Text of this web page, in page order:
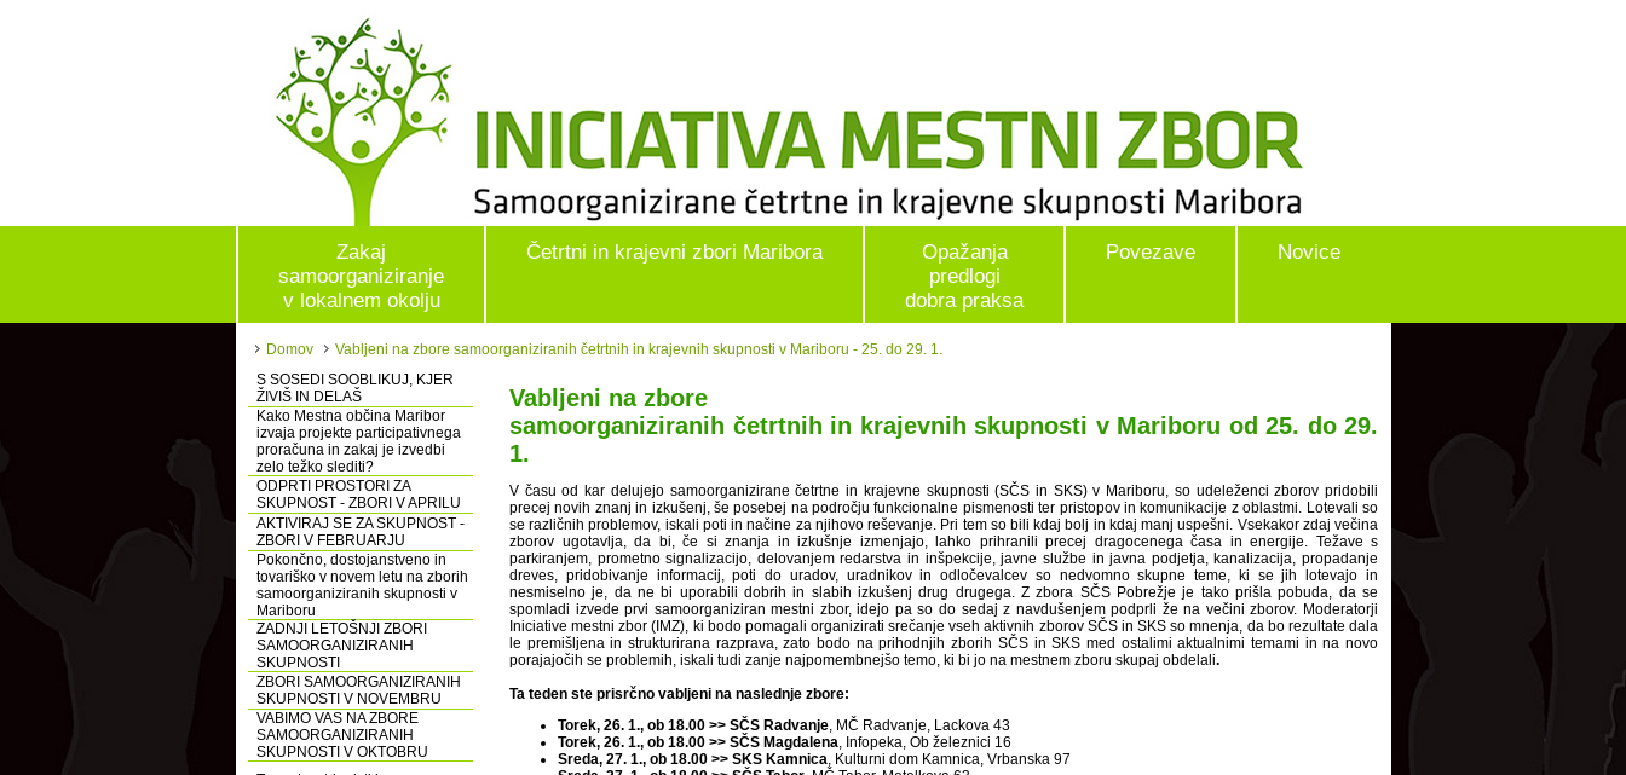
Zakaj
samoorganiziranje
v lokalnem okolju
Četrtni in krajevni zbori Maribora
Opažanja
predlogi
dobra praksa
Povezave Novice
Domov
Vabljeni na zbore samoorganiziranih četrtnih in krajevnih skupnosti v Mariboru - 25. do 29. 1.
S SOSEDI SOOBLIKUJ, KJER
ŽIVIŠ IN DELAŠ
Kako Mestna občina Maribor
izvaja projekte participativnega
proračuna in zakaj je izvedbi
zelo težko slediti?
ODPRTI PROSTORI ZA
SKUPNOST - ZBORI V APRILU
AKTIVIRAJ SE ZA SKUPNOST -
ZBORI V FEBRUARJU
Pokončno, dostojanstveno in
tovariško v novem letu na zborih
samoorganiziranih skupnosti v
Mariboru
ZADNJI LETOŠNJI ZBORI
SAMOORGANIZIRANIH
SKUPNOSTI
ZBORI SAMOORGANIZIRANIH
SKUPNOSTI V NOVEMBRU
VABIMO VAS NA ZBORE
SAMOORGANIZIRANIH
SKUPNOSTI V OKTOBRU
Vabljeni na zbore
samoorganiziranih četrtnih in krajevnih skupnosti v Mariboru od 25. do 29.
1.
V času od kar delujejo samoorganizirane četrtne in krajevne skupnosti (SČS in SKS) v Mariboru, so udeleženci zborov pridobili
precej novih znanj in izkušenj, še posebej na področju funkcionalne pismenosti ter pristopov in komunikacije z oblastmi. Lotevali so
se različnih problemov, iskali poti in načine za njihovo reševanje. Pri tem so bili kdaj bolj in kdaj manj uspešni. Vsekakor zdaj večina
zborov ugotavlja, da bi, če si znanja in izkušnje izmenjajo, lahko prihranili precej dragocenega časa in energije. Težave s
parkiranjem, prometno signalizacijo, delovanjem redarstva in inšpekcije, javne službe in javna podjetja, kanalizacija, propadanje
dreves, pridobivanje informacij, poti do uradov, uradnikov in odločevalcev so nedvomno skupne teme, ki se jih lotevajo in
nesmiselno je, da ne bi uporabili dobrih in slabih izkušenj drug drugega. Z zbora SČS Pobrežje je tako prišla pobuda, da se
spomladi izvede prvi samoorganiziran mestni zbor, idejo pa so do sedaj z navdušenjem podprli že na večini zborov. Moderatorji
Iniciative mestni zbor (IMZ), ki bodo pomagali organizirati srečanje vseh aktivnih zborov SČS in SKS so mnenja, da bo rezultate dala
le premišljena in strukturirana razprava, zato bodo na prihodnjih zborih SČS in SKS med ostalimi aktualnimi temami in na novo
porajajočih se problemih, iskali tudi zanje najpomembnejšo temo, ki bi jo na mestnem zboru skupaj obdelali.
Ta teden ste prisrčno vabljeni na naslednje zbore:
Torek, 26. 1., ob 18.00 >> SČS Radvanje, MČ Radvanje, Lackova 43
Torek, 26. 1., ob 18.00 >> SČS Magdalena, Infopeka, Ob železnici 16
Sreda, 27. 1., ob 18.00 >> SKS Kamnica, Kulturni dom Kamnica, Vrbanska 97